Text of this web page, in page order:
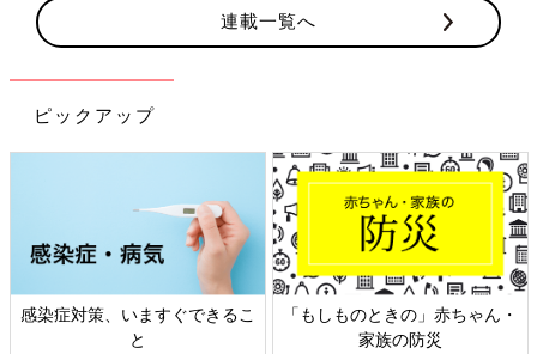
連載一覧へ
ピックアップ
感染症対策、いますぐできるこ
と
「もしものときの」赤ちゃん・
家族の防災